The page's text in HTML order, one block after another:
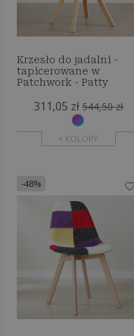
Krzesło do jadalni -
tapicerowane w
Patchwork - Patty
311,05 zł 544,50 zł
+ KOLORY
-48%